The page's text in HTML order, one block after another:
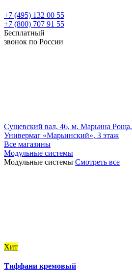
+7 (495) 132 00 55
+7 (800) 707 91 55
Бесплатный
звонок по России
Сущевский вал, 46, м. Марьина Роща,
Универмаг «Марьинский», 3 этаж
Все магазины
Модульные системы
Модульные системы Смотреть все
Хит
Тиффани кремовый